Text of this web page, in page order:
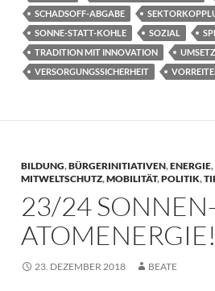
SCHADSOFF-ABGABE
SONNE-STATT-KOHLE
SOZIAL
TRADITION MIT INNOVATION
VERSORGUNGSSICHERHEIT
BILDUNG,BÜRGERINITIATIVEN,ENERGIE,
MITWELTSCHUTZ,MOBILITÄT,POLITIK,
23/24
ATOMENERGIE!
23. DEZEMBER 2018 BEATE